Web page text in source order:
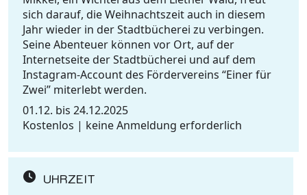
sich darauf, die Weihnachtszeit auch in diesem
Jahr wieder in der Stadtbücherei zu verbingen.
Seine Abenteuer können vor Ort, auf der
Internetseite der Stadtbücherei und auf dem
Instagram-Account des Fördervereins “Einer für
Zwei” miterlebt werden.
01.12. bis 24.12.2025
Kostenlos | keine Anmeldung erforderlich
UHRZEIT